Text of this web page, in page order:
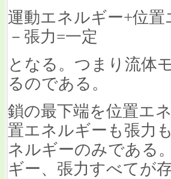
運動エネルギー+位置
－張力=一定
となる。つまり流体
るのである。
鎖の最下端を位置エ
置エネルギーも張力
ネルギーのみである
ギー、張力すべてが